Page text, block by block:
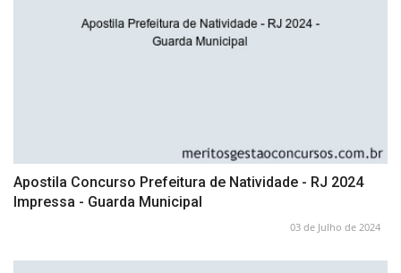
Apostila Concurso Prefeitura de Natividade - RJ 2024
Impressa - Guarda Municipal
03 de Julho de 2024